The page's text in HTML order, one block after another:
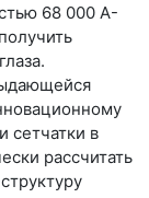
68 000 A-
сетчатки в
рассчитать